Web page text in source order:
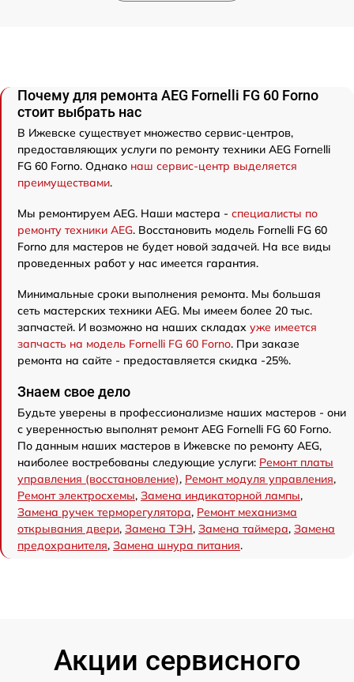
Почему для ремонта AEG Fornelli FG 60 Forno
стоит выбрать нас
В Ижевске существует множество сервис-центров,
предоставляющих услуги по ремонту техники AEG Fornelli
FG 60 Forno. Однако наш сервис-центр выделяется
преимуществами.
Мы ремонтируем AEG. Наши мастера - специалисты по
ремонту техники AEG. Восстановить модель Fornelli FG 60
Forno для мастеров не будет новой задачей. На все виды
проведенных работ у нас имеется гарантия.
Минимальные сроки выполнения ремонта. Мы большая
сеть мастерских техники AEG. Мы имеем более 20 тыс.
запчастей. И возможно на наших складах уже имеется
запчасть на модель Fornelli FG 60 Forno. При заказе
ремонта на сайте - предоставляется скидка -25%.
Знаем свое дело
Будьте уверены в профессионализме наших мастеров - они
с уверенностью выполнят ремонт AEG Fornelli FG 60 Forno.
По данным наших мастеров в Ижевске по ремонту AEG,
наиболее востребованы следующие услуги: Ремонт платы
управления (восстановление), Ремонт модуля управления,
Ремонт электросхемы, Замена индикаторной лампы,
Замена ручек терморегулятора, Ремонт механизма
открывания двери, Замена ТЭН, Замена таймера, Замена
предохранителя, Замена шнура питания.
Акции сервисного